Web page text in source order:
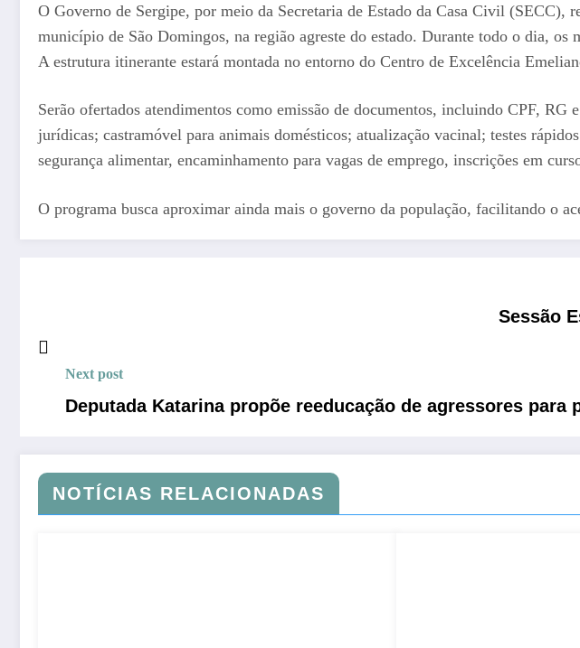
O Governo de Sergipe, por meio da Secretaria de Estado da Casa Civil (SECC),
município de São Domingos, na região agreste do estado. Durante todo o dia,
A estrutura itinerante estará montada no entorno do Centro de Excelência
Serão ofertados atendimentos como emissão de documentos, incluindo CPF,
jurídicas; castramóvel para animais domésticos; atualização vacinal; testes
segurança alimentar, encaminhamento para vagas de emprego, inscrições em
O programa busca aproximar ainda mais o governo da população, facilitando o
Sessão
Next post
Deputada Katarina propõe reeducação de agressores
NOTÍCIAS RELACIONADAS